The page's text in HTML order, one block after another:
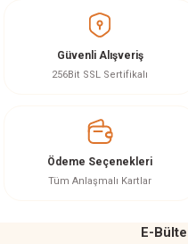
Görüş ve önerileriniz için teşekkür
Ürün resmi kalitesiz, bozuk
Ürün bilgilerinde hatalar bulunuyor.
Bu ürüne benzer farklı
Güvenli Alışveriş
256Bit SSL Sertifikalı
Ödeme Seçenekleri
Tüm Anlaşmalı Kartlar
E-